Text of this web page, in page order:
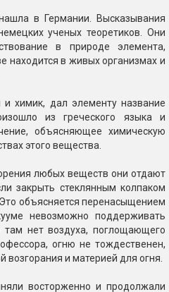
в Германии. Высказывания
ученых теоретиков. Они
в природе элемента,
находится в живых организмах и
химик, дал элементу название
из греческого языка и
объясняющее химическую
этого вещества.
любых веществ они отдают
закрыть стеклянным колпаком
объясняется перенасыщением
невозможно поддерживать
там нет воздуха, поглощающего
огню не тождественен,
возгорания и материей для огня.
восторженно и продолжали